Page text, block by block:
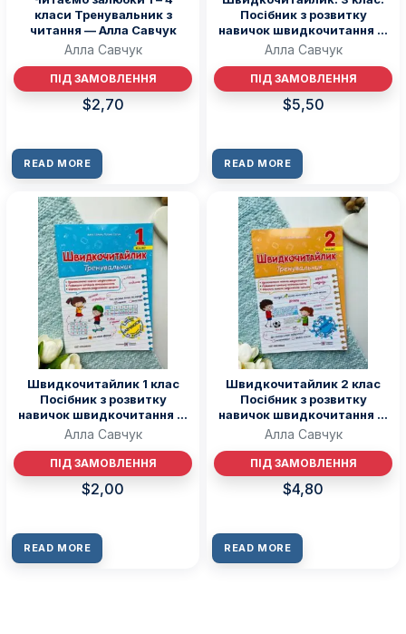
класи Тренувальник з
читання — Алла Савчук
Алла Савчук
ПІД ЗАМОВЛЕННЯ
$2,70
READ MORE
Посібник з розвитку
навичок швидкочитання —
Алла Савчук
Алла Савчук
ПІД ЗАМОВЛЕННЯ
$5,50
READ MORE
Швидкочитайлик 1 клас
Посібник з розвитку
навичок швидкочитання —
Алла Савчук
Алла Савчук
ПІД ЗАМОВЛЕННЯ
$2,00
READ MORE
Швидкочитайлик 2 клас
Посібник з розвитку
навичок швидкочитання —
Алла Савчук
Алла Савчук
ПІД ЗАМОВЛЕННЯ
$4,80
READ MORE